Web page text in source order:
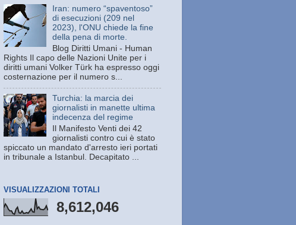
Iran: numero “spaventoso”
di esecuzioni (209 nel
2023), l'ONU chiede la fine
della pena di morte.
Blog Diritti Umani - Human
Rights Il capo delle Nazioni Unite per i
diritti umani Volker Türk ha espresso oggi
costernazione per il numero s...
Turchia: la marcia dei
giornalisti in manette ultima
indecenza del regime
Il Manifesto Venti dei 42
giornalisti contro cui è stato
spiccato un mandato d'arresto ieri portati
in tribunale a Istanbul. Decapitato ...
VISUALIZZAZIONI TOTALI
8,612,046